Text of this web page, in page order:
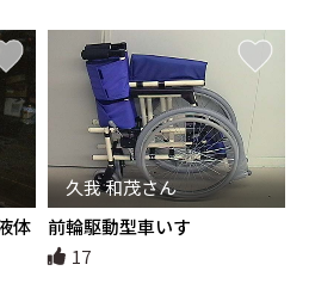
体
久我 和茂さん
前輪駆動型車いす
17